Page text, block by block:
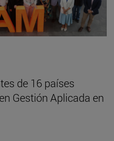
de 16 países
Gestión Aplicada en